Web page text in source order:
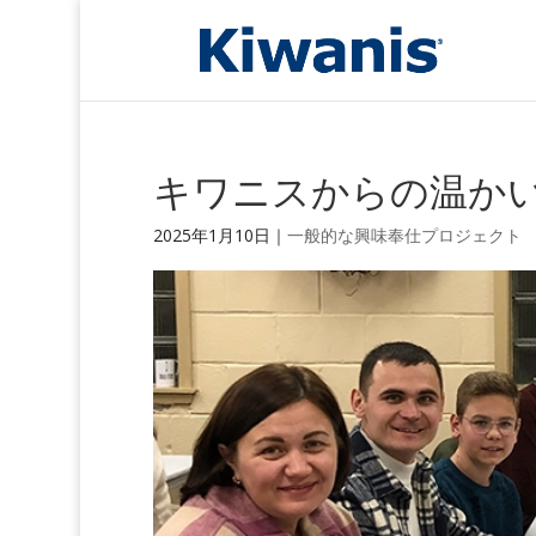
キワニスからの温か
2025年1月10日 ｜ 一般的な興味奉仕プロジェクト